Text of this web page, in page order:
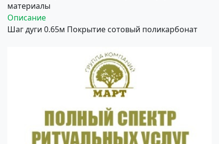
материалы
Описание
Шаг дуги 0.65м Покрытие сотовый поликарбонат